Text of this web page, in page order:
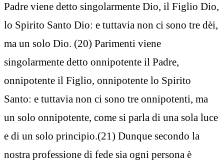
Padre viene detto singolarmente Dio, il Figlio Dio,
lo Spirito Santo Dio: e tuttavia non ci sono tre dèi,
ma un solo Dio. (20) Parimenti viene
singolarmente detto onnipotente il Padre,
onnipotente il Figlio, onnipotente lo Spirito
Santo: e tuttavia non ci sono tre onnipotenti, ma
un solo onnipotente, come si parla di una sola luce
e di un solo principio.(21) Dunque secondo la
nostra professione di fede sia ogni persona è